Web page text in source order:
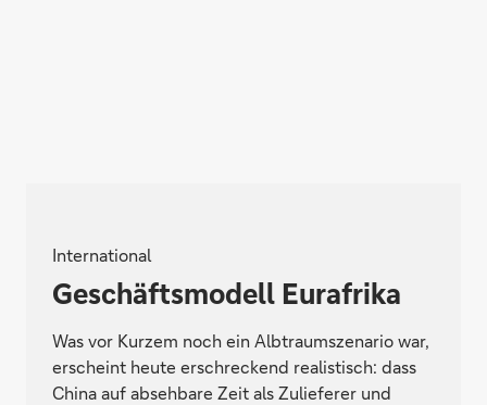
International
Geschäftsmodell Eurafrika
Was vor Kurzem noch ein Albtraumszenario war,
erscheint heute erschreckend realistisch: dass
China auf absehbare Zeit als Zulieferer und